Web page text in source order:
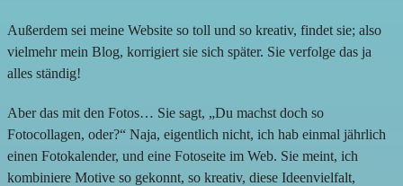
Außerdem sei meine Website so toll und so kreativ, findet sie; also
vielmehr mein Blog, korrigiert sie sich später. Sie verfolge das ja
alles ständig!
Aber das mit den Fotos… Sie sagt, „Du machst doch so
Fotocollagen, oder?“ Naja, eigentlich nicht, ich hab einmal jährlich
einen Fotokalender, und eine Fotoseite im Web. Sie meint, ich
kombiniere Motive so gekonnt, so kreativ, diese Ideenvielfalt,